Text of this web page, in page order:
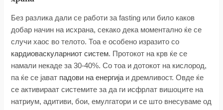
Без разлика дали се работи за fasting или било каков
добар начин на исхрана, секако дека моментално ќе се
случи хаос во телото. Тоа е особено изразито со
кардиоваскуларниот систем. Протокот на крв ќе се
намали некаде за 30-40%. Со тоа и дотокот на кислород,
па ќе се јават падови на енергија и дремливост. Овде ќе
се активираат системите за да ги исфрлат вишоците на
натриум, адитиви, бои, емулгатори и се што внесуваме од